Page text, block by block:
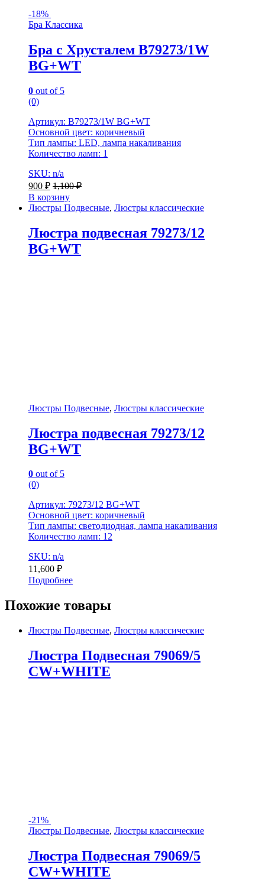
-18%
Бра Классика
Бра с Хрусталем B79273/1W
BG+WT
0 out of 5
(0)
Артикул: B79273/1W BG+WT
Основной цвет: коричневый
Тип лампы: LED, лампа накаливания
Количество ламп: 1
SKU: n/a
900 ₽ 1,100₽
В корзину
Люстры Подвесные, Люстры классические
Люстра подвесная 79273/12
BG+WT
Люстры Подвесные, Люстры классические
Люстра подвесная 79273/12
BG+WT
0 out of 5
(0)
Артикул: 79273/12 BG+WT
Основной цвет: коричневый
Тип лампы: светодиодная, лампа накаливания
Количество ламп: 12
SKU: n/a
11,600 ₽
Подробнее
Похожие товары
Люстры Подвесные, Люстры классические
Люстра Подвесная 79069/5
CW+WHITE
-21%
Люстры Подвесные, Люстры классические
Люстра Подвесная 79069/5
CW+WHITE